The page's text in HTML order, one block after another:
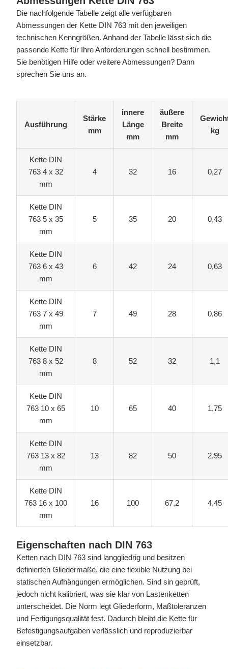
Die nachfolgende Tabelle zeigt alle verfügbaren
Abmessungen der Kette DIN 763 mit den jeweiligen
technischen Kenngrößen. Anhand der Tabelle lässt sich die
passende Kette für Ihre Anforderungen schnell bestimmen.
Sie benötigen Hilfe oder weitere Abmessungen? Dann
sprechen Sie uns an.
Ausführung
Stärke
mm
innere
Länge
mm
äußere
Breite
mm
kg
Kette DIN
763 4 x 32
mm
4 32 16 0,27
Kette DIN
763 5 x 35
mm
5 35 20 0,43
Kette DIN
763 6 x 43
mm
6 42 24 0,63
Kette DIN
763 7 x 49
mm
7 49 28 0,86
Kette DIN
763 8 x 52
mm
8 52 32 1,1
Kette DIN
763 10 x 65
mm
10 65 40 1,75
Kette DIN
763 13 x 82
mm
13 82 50 2,95
Kette DIN
763 16 x 100
mm
16 100 67,2 4,45
Eigenschaften nach DIN 763
Ketten nach DIN 763 sind langgliedrig und besitzen
definierten Gliedermaße, die eine flexible Nutzung bei
statischen Aufhängungen ermöglichen. Sind sin geprüft,
jedoch nicht kalibriert, was sie klar von Lastenketten
unterscheidet. Die Norm legt Gliederform, Maßtoleranzen
und Fertigungsqualität fest. Dadurch bleibt die Kette für
Befestigungsaufgaben verlässlich und reproduzierbar
einsetzbar.